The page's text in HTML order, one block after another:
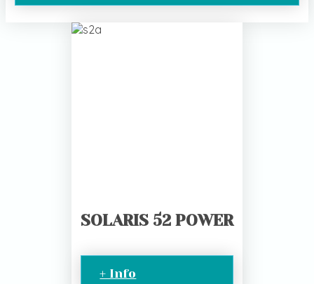
SOLARIS 52 POWER
+ Info